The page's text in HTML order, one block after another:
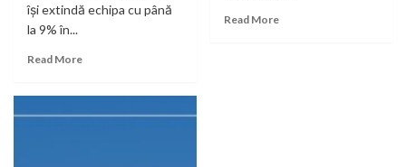
își extindă echipa cu până
la 9% în...
Read More
Read More